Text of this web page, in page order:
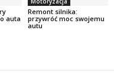
auta
Remont silnika:
przywróć moc swojemu
autu